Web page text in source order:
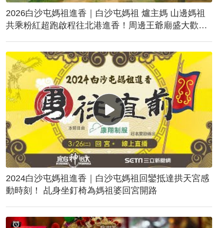
2026白沙屯媽祖進香｜白沙屯媽祖 爐主媽 山邊媽祖
共乘粉紅超跑啟程往北港進香！周邊王爺廟盛大歡
2024白沙屯媽祖進香｜白沙屯媽祖回鑾抵達拱天宮感
動時刻！ 乩身坐釘椅為媽祖婆回宮開路